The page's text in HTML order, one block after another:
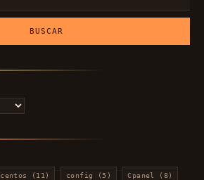
centos (11) config (5) Cpanel (8)